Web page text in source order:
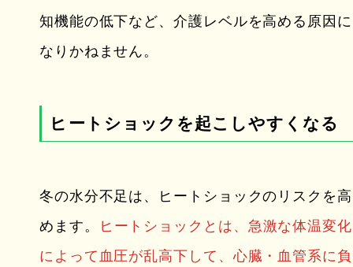
知機能の低下など、介護レベルを高める原因に
なりかねません。
ヒートショックを起こしやすくなる
冬の水分不足は、ヒートショックのリスクを高
めます。
ヒートショックとは、急激な体温変化
によって血圧が乱高下して、心臓・血管系に負